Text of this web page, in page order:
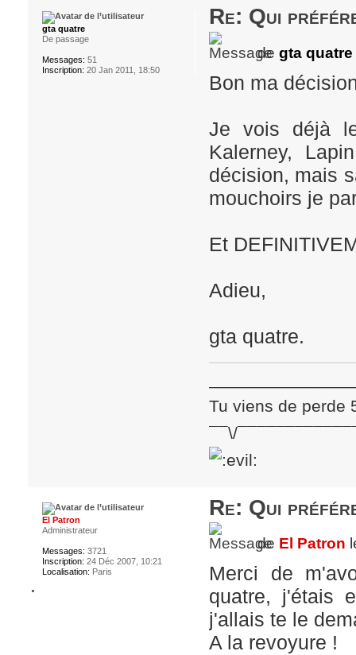
Re: Qui
de gta quatre
Bon ma
Je vois déjà
Kalerney,
décision, mais
mouchoirs je
Et
Adieu,
gta quatre.
Tu viens de perde
¯¯\/
gta quatre
De passage
Messages: 51
Inscription: 20 Jan 2011, 18:50
Re: Qui
de El Patron
Merci de
quatre, j'étais
j'allais te le
A la revoyure !
El Patron
Administrateur
Messages: 3721
Inscription: 24 Déc 2007, 10:21
Localisation: Paris